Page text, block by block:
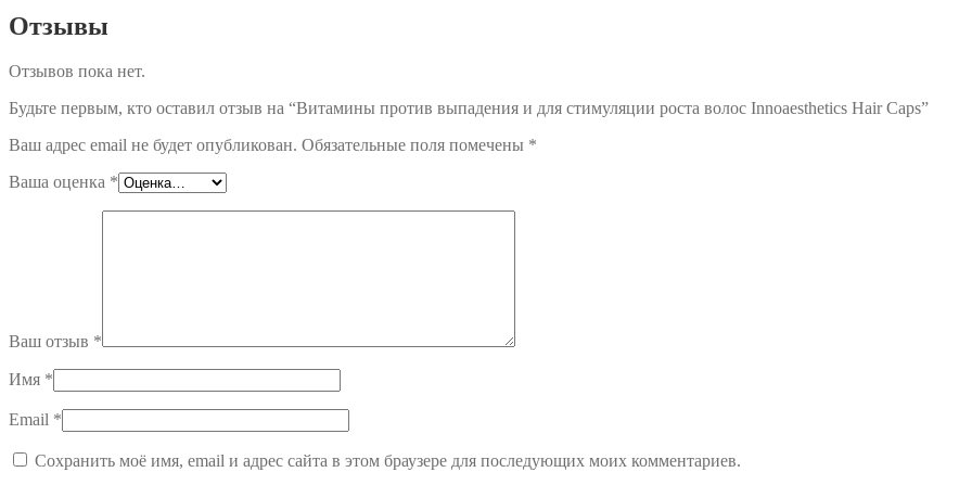
Отзывы
Отзывов пока нет.
Будьте первым, кто оставил отзыв на “Витамины против выпадения и для стимуляции роста волос Innoaesthetics Hair Caps”
Ваш адрес email не будет опубликован. Обязательные поля помечены *
Ваша оценка *
Ваш отзыв *
Имя *
Email *
Сохранить моё имя, email и адрес сайта в этом браузере для последующих моих комментариев.